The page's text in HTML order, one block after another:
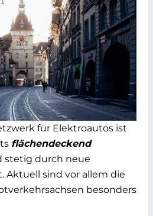
für Elektroautos ist
flächendeckend
stetig durch neue
Aktuell sind vor allem die
besonders